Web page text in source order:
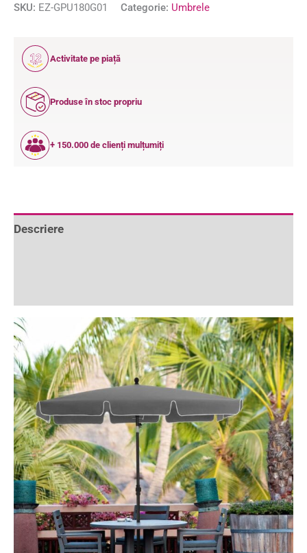
SKU: EZ-GPU180G01 Categorie: Umbrele
12
ANI
Activitate pe piață
Produse în stoc propriu
+ 150.000 de clienți mulțumiți
Descriere